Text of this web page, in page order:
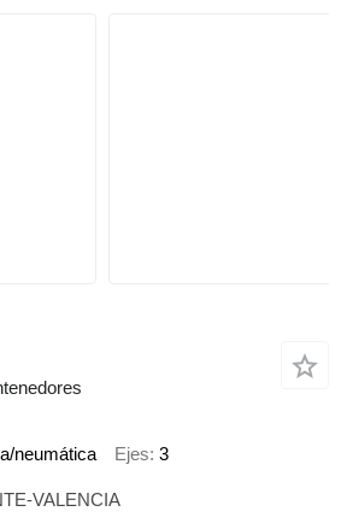
neumática Ejes 3
VALENCIA